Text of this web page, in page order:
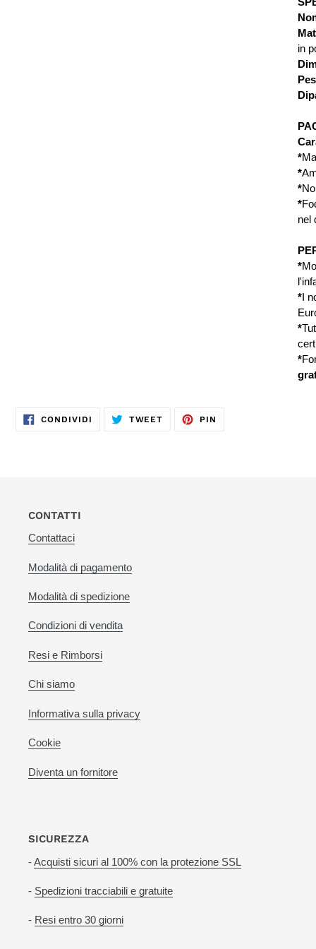
in
*
*
*
*
nel
*
*I
*
*
CONDIVIDI CONDIVIDITWEET TWITTA PIN
CONTATTI
Contattaci
Modalità di pagamento
Modalità di spedizione
Condizioni di vendita
Resi e Rimborsi
Chi siamo
Informativa sulla privacy
Cookie
Diventa un fornitore
SICUREZZA
-Acquisti sicuri al 100% con la protezione SSL
- Spedizioni tracciabili e gratuite
- Resi entro 30 giorni